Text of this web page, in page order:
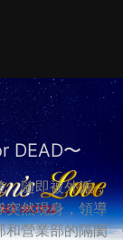
DEAD〜
，隨即被外派，
突然現身，領導
和營業部的隔閡